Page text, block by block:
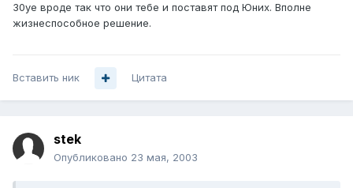
30уе вроде так что они тебе и поставят под Юних. Вполне
жизнеспособное решение.
Вставить ник Цитата
stek
Опубликовано 23 мая, 2003